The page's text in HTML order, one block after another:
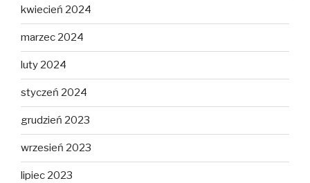
kwiecień 2024
marzec 2024
luty 2024
styczeń 2024
grudzień 2023
wrzesień 2023
lipiec 2023